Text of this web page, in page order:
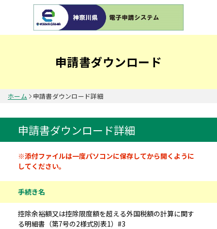
申請書ダウンロード
ホーム 申請書ダウンロード詳細
申請書ダウンロード詳細
申請書情報※添付ファイルは一度パソコンに保存してから開くように
してください。
手続き名
控除余裕額又は控除限度額を超える外国税額の計算に関す
る明細書（第7号の2様式別表1）#3